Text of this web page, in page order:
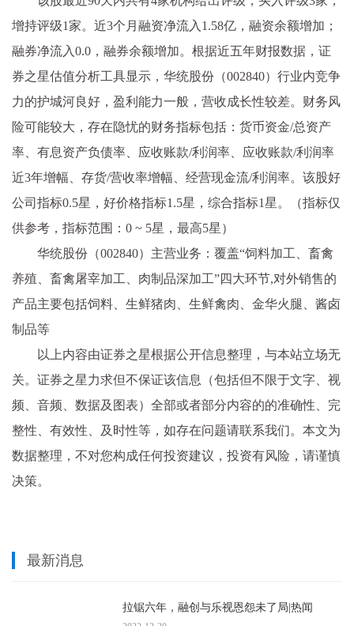
增持评级1家。近3个月融资净流入1.58亿，融资余额增加；
融券净流入0.0，融券余额增加。根据近五年财报数据，证
券之星估值分析工具显示，华统股份（002840）行业内竞争
力的护城河良好，盈利能力一般，营收成长性较差。财务风
险可能较大，存在隐忧的财务指标包括：货币资金/总资产
率、有息资产负债率、应收账款/利润率、应收账款/利润率
近3年增幅、存货/营收率增幅、经营现金流/利润率。该股好
公司指标0.5星，好价格指标1.5星，综合指标1星。（指标仅
供参考，指标范围：0 ~ 5星，最高5星）
华统股份（002840）主营业务：覆盖“饲料加工、畜禽
养殖、畜禽屠宰加工、肉制品深加工”四大环节,对外销售的
产品主要包括饲料、生鲜猪肉、生鲜禽肉、金华火腿、酱卤
制品等
以上内容由证券之星根据公开信息整理，与本站立场无
关。证券之星力求但不保证该信息（包括但不限于文字、视
频、音频、数据及图表）全部或者部分内容的的准确性、完
整性、有效性、及时性等，如存在问题请联系我们。本文为
数据整理，不对您构成任何投资建议，投资有风险，请谨慎
决策。
最新消息
拉锯六年，融创与乐视恩怨未了局|热闻